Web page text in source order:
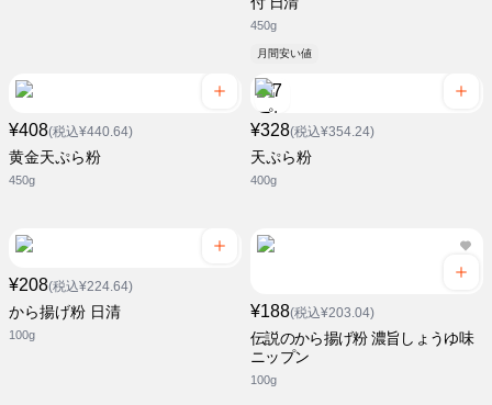
450g
月間安い値
¥408(税込¥440.64)
黄金天ぷら粉
450g
¥328(税込¥354.24)
天ぷら粉
400g
¥208(税込¥224.64)
から揚げ粉 日清
100g
¥188(税込¥203.04)
伝説のから揚げ粉 濃旨しょうゆ味
ニップン
100g